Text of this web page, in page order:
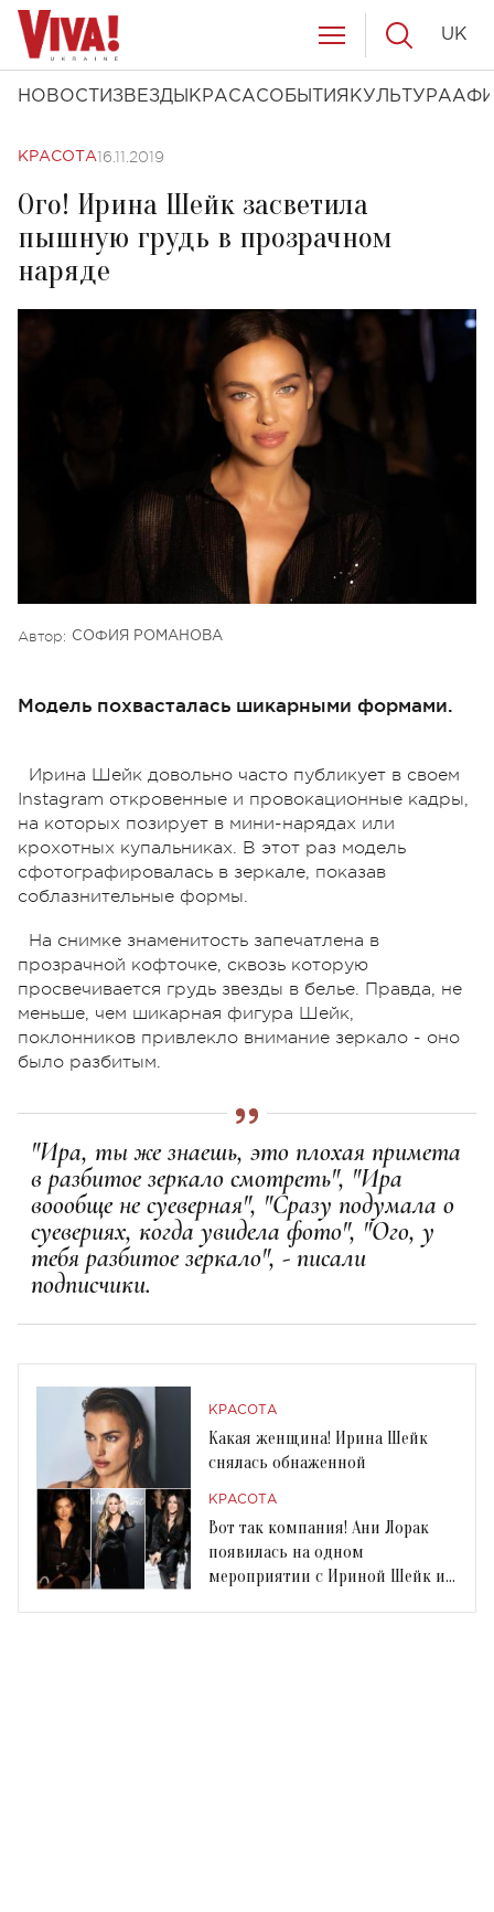
НОВОСТИ ЗВЕЗДЫ КРАСАСОБЫТИЯ КУЛЬТУРА
UK
КРАСОТА16.11.2019
Ого! Ирина Шейк засветила
пышную грудь в прозрачном
наряде
Автор: СОФИЯ РОМАНОВА
Модель похвасталась шикарными формами.
Ирина Шейк довольно часто публикует в своем
Instagram откровенные и провокационные кадры,
на которых позирует в мини-нарядах или
крохотных купальниках. В этот раз модель
сфотографировалась в зеркале, показав
соблазнительные формы.
На снимке знаменитость запечатлена в
прозрачной кофточке, сквозь которую
просвечивается грудь звезды в белье. Правда, не
меньше, чем шикарная фигура Шейк,
поклонников привлекло внимание зеркало - оно
было разбитым.
"Ира, ты же знаешь, это плохая примета
в разбитое зеркало смотреть", "Ира
воообще не суеверная", "Сразу подумала о
суевериях, когда увидела фото", "Ого, у
тебя разбитое зеркало", - писали
подписчики.
КРАСОТА
Какая женщина! Ирина Шейк
снялась обнаженной
КРАСОТА
Вот так компания! Ани Лорак
появилась на одном
мероприятии с Ириной Шейк и